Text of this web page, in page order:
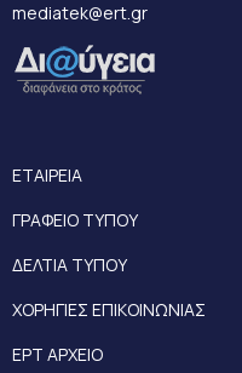
mediatek@ert.gr
ΕΤΑΙΡΕΙΑ
ΓΡΑΦΕΙΟ ΤΥΠΟΥ
ΔΕΛΤΙΑ ΤΥΠΟΥ
ΧΟΡΗΓΙΕΣ ΕΠΙΚΟΙΝΩΝΙΑΣ
ΕΡΤ ΑΡΧΕΙΟ